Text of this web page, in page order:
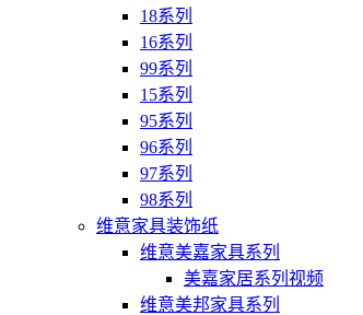
18系列
16系列
99系列
15系列
95系列
96系列
97系列
98系列
维意家具装饰纸
维意美嘉家具系列
美嘉家居系列视频
维意美邦家具系列